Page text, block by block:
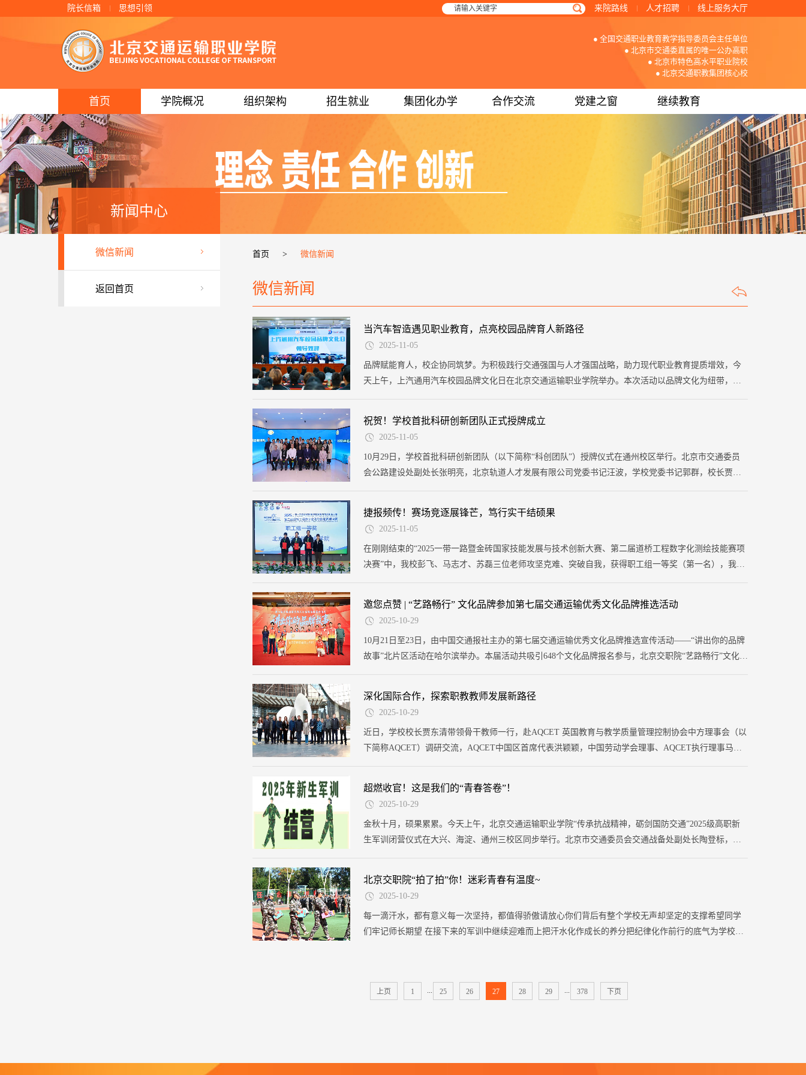
院长信箱 思想引领 来院路线 人才招聘 线上服务大厅
● 全国交通职业教育教学指导委员会主任单位
● 北京市交通委直属的唯一公办高职
● 北京市特色高水平职业院校
● 北京交通职教集团核心校
首页 学院概况 组织架构 招生就业 集团化办学 合作交流 党建之窗 继续教育
新闻中心
微信新闻
返回首页
首页 > 微信新闻
微信新闻
当汽车智造遇见职业教育，点亮校园品牌育人新路径
2025-11-05
品牌赋能育人，校企协同筑梦。为积极践行交通强国与人才强国战略，助力现代职业教育提质增效，今
天上午，上汽通用汽车校园品牌文化日在北京交通运输职业学院举办。本次活动以品牌文化为纽带，通
北京祥龙博瑞汽车服务（集团）有限公司二分公司人力资源部副部长、学校优秀校友臧晓林，北京交通
运输职业学院校长贾东清，副校长贺楚雄（挂职）、金凌云（挂职）等领导嘉宾出席，150余名学校师生
参加活动。
祝贺！学校首批科研创新团队正式授牌成立
2025-11-05
10月29日，学校首批科研创新团队（以下简称“科创团队”）授牌仪式在通州校区举行。北京市交通委员
会公路建设处副处长张明亮，北京轨道人才发展有限公司党委书记汪波，学校党委书记郭群，校长贾东
捷报频传！赛场竞逐展锋芒，笃行实干结硕果
2025-11-05
在刚刚结束的“2025一带一路暨金砖国家技能发展与技术创新大赛、第二届道桥工程数字化测绘技能赛项
决赛”中，我校彭飞、马志才、苏磊三位老师攻坚克难、突破自我，获得职工组一等奖（第一名），我校
邀您点赞 | “艺路畅行” 文化品牌参加第七届交通运输优秀文化品牌推选活动
2025-10-29
10月21日至23日，由中国交通报社主办的第七届交通运输优秀文化品牌推选宣传活动——“讲出你的品牌
故事”北片区活动在哈尔滨举办。本届活动共吸引648个文化品牌报名参与，北京交职院“艺路畅行”文化品
深化国际合作，探索职教教师发展新路径
2025-10-29
近日，学校校长贾东清带领骨干教师一行，赴AQCET 英国教育与教学质量管理控制协会中方理事会（以
下简称AQCET）调研交流，AQCET中国区首席代表洪颖颖，中国劳动学会理事、AQCET执行理事马骁
超燃收官！这是我们的“青春答卷”！
2025-10-29
金秋十月，硕果累累。今天上午，北京交通运输职业学院“传承抗战精神，砺剑国防交通”2025级高职新
生军训闭营仪式在大兴、海淀、通州三校区同步举行。北京市交通委员会交通战备处副处长陶登标，武
国红十字总会、北京市红十字会急救培训讲师、督导考评师王立强等领导嘉宾出席闭营仪式，共同见证
交职院青年的迷彩青春。
北京交职院“拍了拍”你！迷彩青春有温度~
2025-10-29
每一滴汗水，都有意义每一次坚持，都值得骄傲请放心你们背后有整个学校无声却坚定的支撑希望同学
们牢记师长期望 在接下来的军训中继续迎难而上把汗水化作成长的养分把纪律化作前行的底气为学校争
上页 1 25 26 27 28 29 378 下页